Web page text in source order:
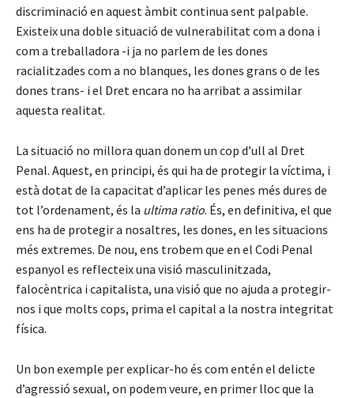
discriminació en aquest àmbit continua sent palpable.
Existeix una doble situació de vulnerabilitat com a dona i
com a treballadora -i ja no parlem de les dones
racialitzades com a no blanques, les dones grans o de les
dones trans- i el Dret encara no ha arribat a assimilar
aquesta realitat.
La situació no millora quan donem un cop d’ull al Dret
Penal. Aquest, en principi, és qui ha de protegir la víctima, i
està dotat de la capacitat d’aplicar les penes més dures de
tot l’ordenament, és la ultima ratio. És, en definitiva, el que
ens ha de protegir a nosaltres, les dones, en les situacions
més extremes. De nou, ens trobem que en el Codi Penal
espanyol es reflecteix una visió masculinitzada,
falocèntrica i capitalista, una visió que no ajuda a protegir-
nos i que molts cops, prima el capital a la nostra integritat
física.
Un bon exemple per explicar-ho és com entén el delicte
d’agressió sexual, on podem veure, en primer lloc que la